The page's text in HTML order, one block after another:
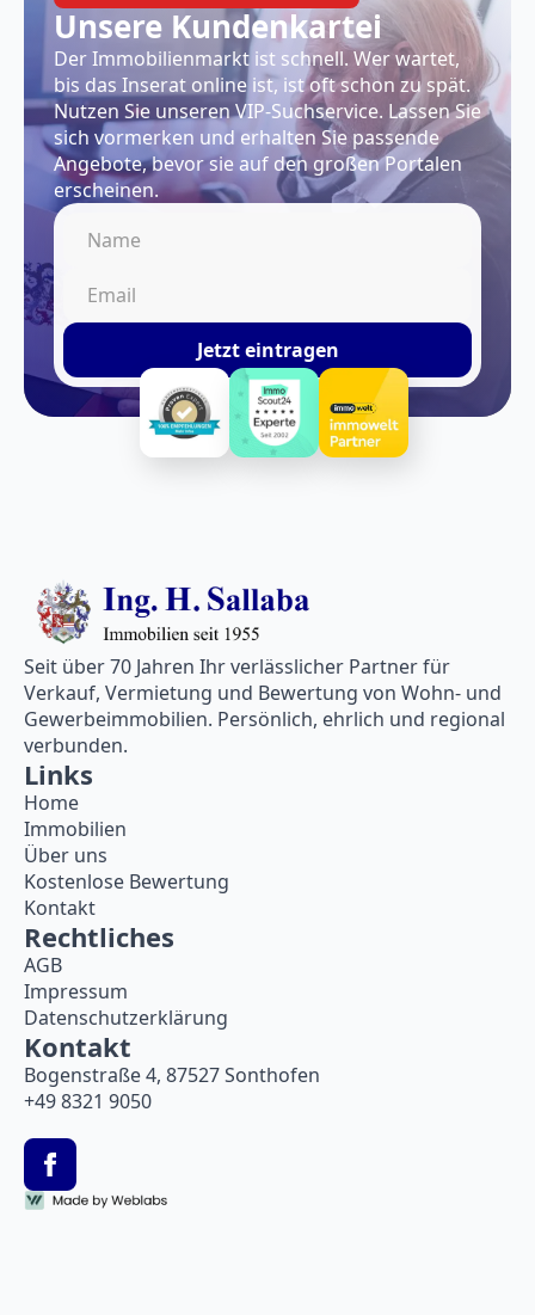
Unsere Kundenkartei
Der Immobilienmarkt ist schnell. Wer wartet,
bis das Inserat online ist, ist oft schon zu spät.
Nutzen Sie unseren VIP-Suchservice. Lassen Sie
sich vormerken und erhalten Sie passende
Angebote, bevor sie auf den großen Portalen
erscheinen.
Jetzt eintragen
Seit über 70 Jahren Ihr verlässlicher Partner für
Verkauf, Vermietung und Bewertung von Wohn- und
Gewerbeimmobilien. Persönlich, ehrlich und regional
verbunden.
Links
Home
Immobilien
Über uns
Kostenlose Bewertung
Kontakt
Rechtliches
AGB
Impressum
Datenschutzerklärung
Kontakt
Bogenstraße 4, 87527 Sonthofen
+49 8321 9050